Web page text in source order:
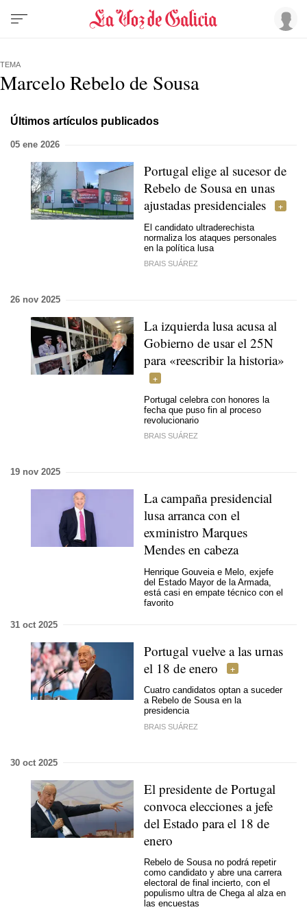
TEMA
Marcelo Rebelo de Sousa
Últimos artículos publicados
05 ene 2026
Portugal elige al sucesor de
Rebelo de Sousa en unas
ajustadas presidenciales
El candidato ultraderechista
normaliza los ataques personales
en la política lusa
BRAIS SUÁREZ
26 nov 2025
La izquierda lusa acusa al
Gobierno de usar el 25N
para «reescribir la historia»
Portugal celebra con honores la
fecha que puso fin al proceso
revolucionario
BRAIS SUÁREZ
19 nov 2025
La campaña presidencial
lusa arranca con el
exministro Marques
Mendes en cabeza
Henrique Gouveia e Melo, exjefe
del Estado Mayor de la Armada,
está casi en empate técnico con el
favorito
31 oct 2025
Portugal vuelve a las urnas
el 18 de enero
Cuatro candidatos optan a suceder
a Rebelo de Sousa en la
presidencia
BRAIS SUÁREZ
30 oct 2025
El presidente de Portugal
convoca elecciones a jefe
del Estado para el 18 de
enero
Rebelo de Sousa no podrá repetir
como candidato y abre una carrera
electoral de final incierto, con el
populismo ultra de Chega al alza en
las encuestas